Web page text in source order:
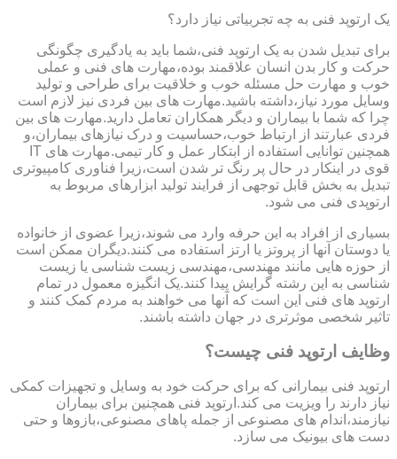
یک ارتوپد فنی به چه تجربیاتی نیاز دارد؟
برای تبدیل شدن به یک ارتوپد فنی،شما باید به یادگیری چگونگی
حرکت و کار بدن انسان علاقمند بوده،مهارت های فنی و عملی
خوب و مهارت حل مسئله خوب و خلاقیت برای طراحی و تولید
وسایل مورد نیاز،داشته باشید.مهارت های بین فردی نیز لازم است
چرا که شما با بیماران و دیگر همکاران تعامل دارید.مهارت های بین
فردی عبارتند از ارتباط خوب،حساسیت و درک نیازهای بیماران،و
همچنین توانایی استفاده از ابتکار عمل و کار تیمی.مهارت های IT
قوی در اینکار در حال پر رنگ تر شدن است،زیرا فناوری کامپیوتری
تبدیل به بخش قابل توجهی از فرایند تولید ابزارهای مربوط به
ارتوپدی فنی می شود.
بسیاری از افراد به این حرفه وارد می شوند،زیرا عضوی از خانواده
یا دوستان آنها از پروتز یا ارتز استفاده می کنند.دیگران ممکن است
از حوزه هایی مانند مهندسی،مهندسی زیست شناسی یا زیست
شناسی به این رشته گرایش پیدا کنند.یک انگیزه معمول در تمام
ارتوپد های فنی این است که آنها می خواهند به مردم کمک کنند و
تاثیر شخصی موثرتری در جهان داشته باشند.
وظایف ارتوپد فنی چیست؟
ارتوپد فنی بیمارانی که برای حرکت خود به وسایل و تجهیزات کمکی
نیاز دارند را ویزیت می کند.ارتوپد فنی همچنین برای بیماران
نیازمند،اندام های مصنوعی از جمله پاهای مصنوعی،بازوها و حتی
دست های بیونیک می سازد.